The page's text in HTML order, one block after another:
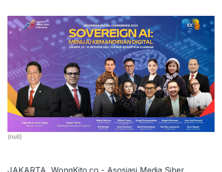
(null)